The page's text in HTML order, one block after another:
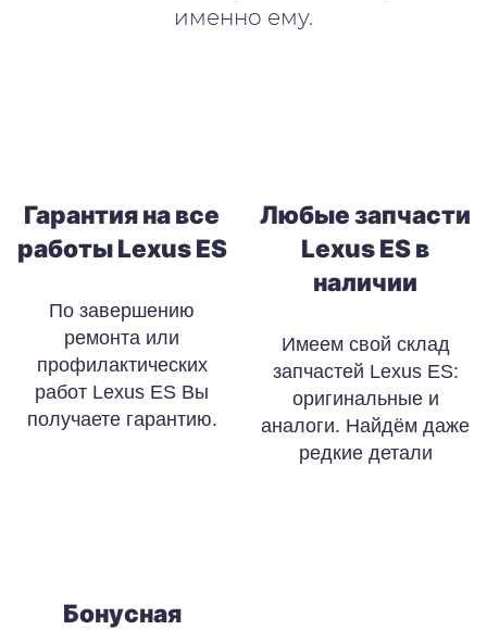
именно ему.
Гарантия на все
работы Lexus ES
По завершению
ремонта или
профилактических
работ Lexus ES Вы
получаете гарантию.
Бонусная
Любые запчасти
Lexus ES в
наличии
Имеем свой склад
запчастей Lexus ES:
оригинальные и
аналоги. Найдём даже
редкие детали